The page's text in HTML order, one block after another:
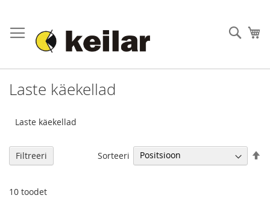
to
Content
Otsi
Laste käekellad
Laste käekellad
10 toodet
Sorteeri
Filtreeri